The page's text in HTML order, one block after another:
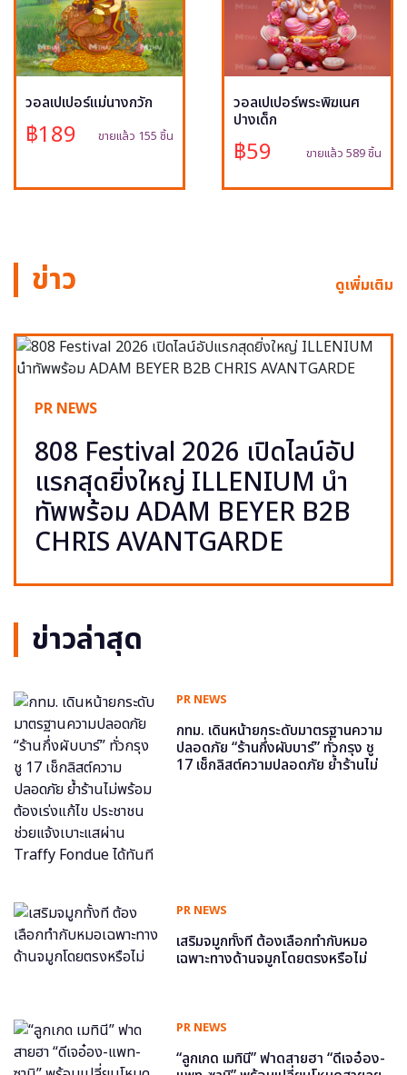
วอลเปเปอร์แม่นางกวัก
฿189 ขายแล้ว 155 ชิ้น
วอลเปเปอร์พระพิฆเนศ
ปางเด็ก
฿59 ขายแล้ว 589 ชิ้น
ข่าว ดูเพิ่มเติม
PR NEWS
808 Festival 2026 เปิดไลน์อัป
แรกสุดยิ่งใหญ่ ILLENIUM นำ
ทัพพร้อม ADAM BEYER B2B
CHRIS AVANTGARDE
ข่าวล่าสุด
PR NEWS
กทม. เดินหน้ายกระดับมาตรฐานความ
ปลอดภัย “ร้านกึ่งผับบาร์” ทั่วกรุง ชู
17 เช็กลิสต์ความปลอดภัย ย้ำร้านไม่
PR NEWS
เสริมจมูกทั้งที ต้องเลือกทำกับหมอ
เฉพาะทางด้านจมูกโดยตรงหรือไม่
PR NEWS
“ลูกเกด เมทินี” ฟาดสายฮา “ดีเจอ๋อง-